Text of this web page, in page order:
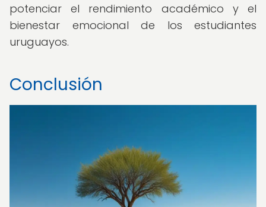
potenciar el rendimiento académico y el
bienestar emocional de los estudiantes
uruguayos.
Conclusión